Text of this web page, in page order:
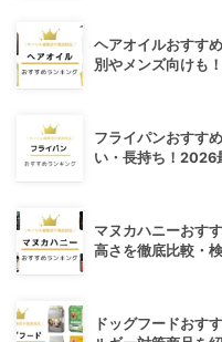
ヘアオイルおすす
別やメンズ向けも！
フライパンおすす
い・長持ち！2026
マヌカハニーおす
高さを徹底比較・
ドッグフードおす